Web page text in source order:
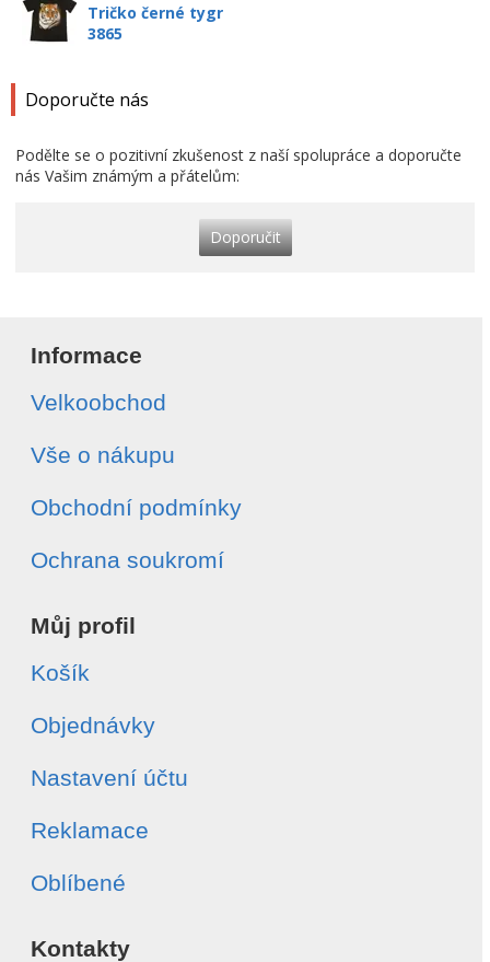
Tričko černé tygr
3865
Doporučte nás
Podělte se o pozitivní zkušenost z naší spolupráce a doporučte
nás Vašim známým a přátelům:
Doporučit
Informace
Velkoobchod
Vše o nákupu
Obchodní podmínky
Ochrana soukromí
Můj profil
Košík
Objednávky
Nastavení účtu
Reklamace
Oblíbené
Kontakty